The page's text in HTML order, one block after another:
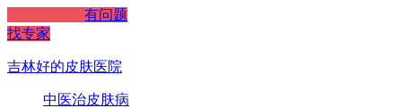
有问题
找专家
吉林好的皮肤医院
中医治皮肤病